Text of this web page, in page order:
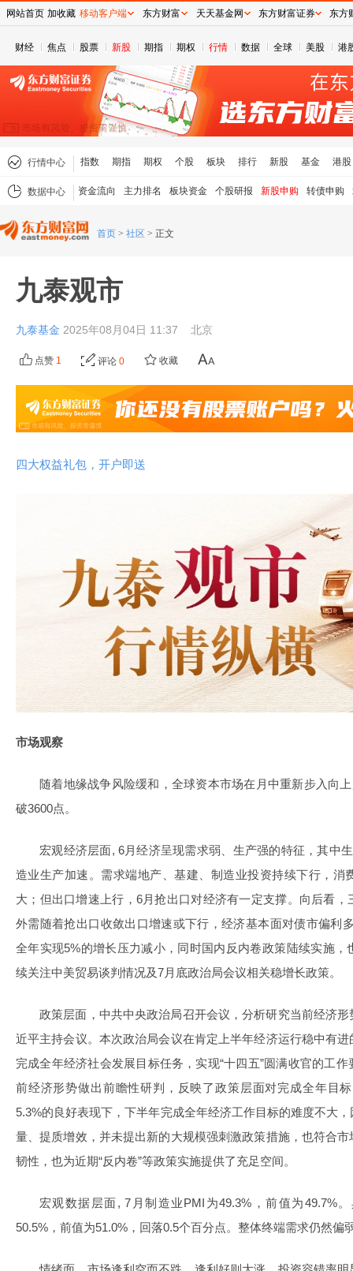
财经 焦点 股票 新股 期指 期权 行情 数据 全球 美股 港
行情中心 指数 期指 期权 个股 板块 排行 新股 基金 港股
数据中心 资金流向 主力排名 板块资金 个股研报 新股申购 转债申购
首页 > 社区 > 正文
九泰观市
九泰基金 2025年08月04日 11:37 北京
点赞 1 评论 0 收藏
四大权益礼包，开户即送
市场观察
随着地缘战争风险缓和，全球资本市场在月中重新步入向
破3600点。
宏观经济层面, 6月经济呈现需求弱、生产强的特征，其中
造业生产加速。需求端地产、基建、制造业投资持续下行，消
大；但出口增速上行，6月抢出口对经济有一定支撑。向后看
外需随着抢出口收敛出口增速或下行，经济基本面对债市偏利
全年实现5%的增长压力减小，同时国内反内卷政策陆续实施
续关注中美贸易谈判情况及7月底政治局会议相关稳增长政策。
政策层面，中共中央政治局召开会议，分析研究当前经济
近平主持会议。本次政治局会议在肯定上半年经济运行稳中有
完成全年经济社会发展目标任务，实现“十四五”圆满收官的工
前经济形势做出前瞻性研判，反映了政策层面对完成全年目
5.3%的良好表现下，下半年完成全年经济工作目标的难度不大
量、提质增效，并未提出新的大规模强刺激政策措施，也符合
韧性，也为近期“反内卷”等政策实施提供了充足空间。
宏观数据层面, 7月制造业PMI为49.3%，前值为49.7%
50.5%，前值为51.0%，回落0.5个百分点。整体终端需求仍然偏
网站首页 加收藏 移动客户端 东方财富 天天基金网 东方财富证券 东方